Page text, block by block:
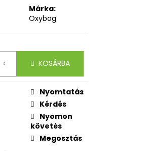
Márka:
Oxybag
KOSÁRBA
Nyomtatás
Kérdés
Nyomon
követés
Megosztás